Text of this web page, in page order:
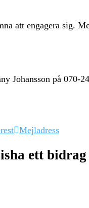
att engagera sig.
Johansson på 070-
Mejladress
ett